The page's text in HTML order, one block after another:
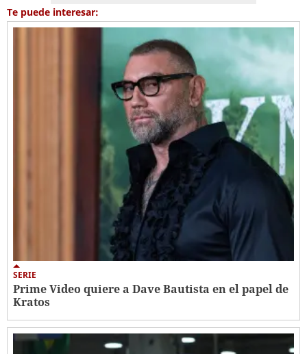
Te puede interesar:
SERIE
Prime Video quiere a Dave Bautista en el papel de
Kratos